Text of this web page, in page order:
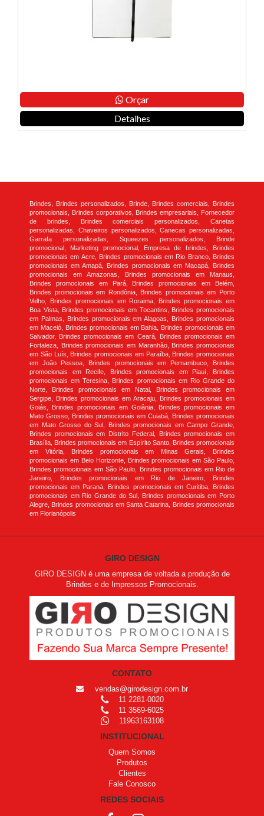
Orçar
Detalhes
Brindes, Brindes personalizados, Brinde, Brindes comerciais, Brindes
promocionais, Brindes corporativos, Brindes empresariais, Fornecedor
de brindes, Brindes comerciais personalizados, Canetas
personalizadas, Chaveiros personalizados, Canecas personalizadas,
Garrafa personalizadas, Squeezes personalizados, Brinde
promocional, Marketing promocional, Empresa de brindes, Brindes
promocionais em Acre, Brindes promocionais em Rio Branco, Brindes
promocionais em Amapá, Brindes promocionais em Macapá, Brindes
promocionais em Amazonas, Brindes promocionais em Manaus,
Brindes promocionais em Pará, Brindes promocionais em Belém,
Brindes promocionais em Rondônia, Brindes promocionais em Porto
Velho, Brindes promocionais em Roraima, Brindes promocionais em
Boa Vista, Brindes promocionais em Tocantins, Brindes promocionais
em Palmas, Brindes promocionais em Alagoas, Brindes promocionais
em Maceió, Brindes promocionais em Bahia, Brindes promocionais em
Salvador, Brindes promocionais em Ceará, Brindes promocionais em
Fortaleza, Brindes promocionais em Maranhão, Brindes promocionais
em São Luís, Brindes promocionais em Paraíba, Brindes promocionais
em João Pessoa, Brindes promocionais em Pernambuco, Brindes
promocionais em Recife, Brindes promocionais em Piauí, Brindes
promocionais em Teresina, Brindes promocionais em Rio Grande do
Norte, Brindes promocionais em Natal, Brindes promocionais em
Sergipe, Brindes promocionais em Aracaju, Brindes promocionais em
Goiás, Brindes promocionais em Goiânia, Brindes promocionais em
Mato Grosso, Brindes promocionais em Cuiabá, Brindes promocionais
em Mato Grosso do Sul, Brindes promocionais em Campo Grande,
Brindes promocionais em Distrito Federal, Brindes promocionais em
Brasília, Brindes promocionais em Espírito Santo, Brindes promocionais
em Vitória, Brindes promocionais em Minas Gerais, Brindes
promocionais em Belo Horizonte, Brindes promocionais em São Paulo,
Brindes promocionais em São Paulo, Brindes promocionais em Rio de
Janeiro, Brindes promocionais em Rio de Janeiro, Brindes
promocionais em Paraná, Brindes promocionais em Curitiba, Brindes
promocionais em Rio Grande do Sul, Brindes promocionais em Porto
Alegre, Brindes promocionais em Santa Catarina, Brindes promocionais
em Florianópolis
GIRO DESIGN
GIRO DESIGN é uma empresa de voltada a produção de
Brindes e de Impressos Promocionais.
CONTATO
vendas@girodesign.com.br
11 2281-0020
11 3569-6025
11963163108
INSTITUCIONAL
Quem Somos
Produtos
Clientes
Fale Conosco
REDES SOCIAIS